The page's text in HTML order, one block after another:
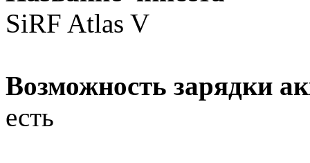
SiRF Atlas V
Возможность зарядки
есть